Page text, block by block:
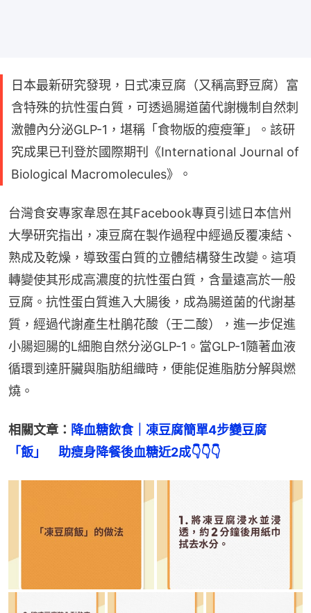
日本最新研究發現，日式凍豆腐（又稱高野豆腐）富
含特殊的抗性蛋白質，可透過腸道菌代謝機制自然刺
激體內分泌GLP-1，堪稱「食物版的瘦瘦筆」。該研
究成果已刊登於國際期刊《International Journal of
Biological Macromolecules》。
台灣食安專家韋恩在其Facebook專頁引述日本信州
大學研究指出，凍豆腐在製作過程中經過反覆凍結、
熟成及乾燥，導致蛋白質的立體結構發生改變。這項
轉變使其形成高濃度的抗性蛋白質，含量遠高於一般
豆腐。抗性蛋白質進入大腸後，成為腸道菌的代謝基
質，經過代謝產生杜鵑花酸（壬二酸），進一步促進
小腸迴腸的L細胞自然分泌GLP-1。當GLP-1隨著血液
循環到達肝臟與脂肪組織時，便能促進脂肪分解與燃
燒。
相關文章： 降血糖飲食｜凍豆腐簡單4步變豆腐
「飯」　助瘦身降餐後血糖近2成👇👇👇